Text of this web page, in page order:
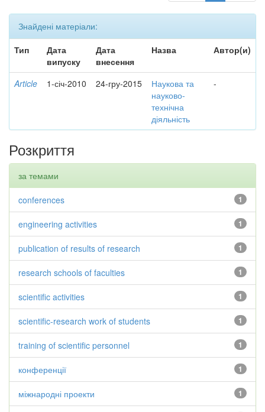
Знайдені матеріали:
Тип
Дата
випуску
Дата
внесення
Назва Автор(и)
Article 1-січ-2010 24-гру-2015
Наукова та
науково-
технічна
діяльність
-
Розкриття
за темами
1
conferences
1
engineering activities
1
publication of results of research
1
research schools of faculties
1
scientific activities
1
scientific-research work of students
1
training of scientific personnel
1
конференції
1
міжнародні проекти